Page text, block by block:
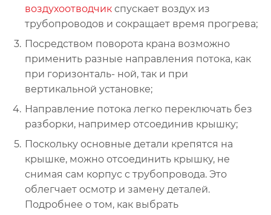
воздухоотводчик спускает воздух из
трубопроводов и сокращает время прогрева;
Посредством поворота крана возможно
применить разные направления потока, как
при горизонталь- ной, так и при
вертикальной установке;
Направление потока легко переключать без
разборки, например отсоединив крышку;
Поскольку основные детали крепятся на
крышке, можно отсоединить крышку, не
снимая сам корпус с трубопровода. Это
облегчает осмотр и замену деталей.
Подробнее о том, как выбрать